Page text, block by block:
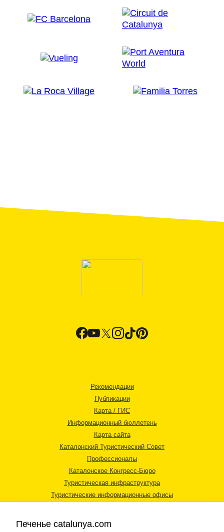
Рекомендации
Публикации
Карта / ГИС
Информационный бюллетень
Карта сайта
Каталонский Туристический Совет
Профессионалы
Каталонское Конгресс-Бюро
Туристическая инфраструктура
Туристические информационные офисы
Печенье catalunya.com